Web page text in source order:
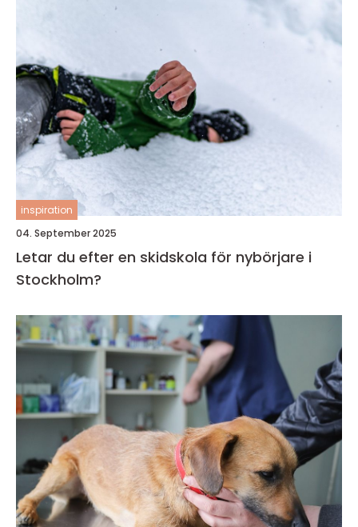
inspiration
04. September 2025
Letar du efter en skidskola för nybörjare i
Stockholm?